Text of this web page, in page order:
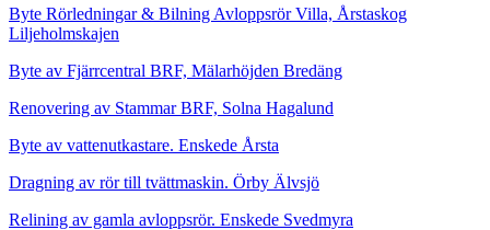
Byte Rörledningar & Bilning Avloppsrör Villa, Årstaskog
Liljeholmskajen
Byte av Fjärrcentral BRF, Mälarhöjden Bredäng
Renovering av Stammar BRF, Solna Hagalund
Byte av vattenutkastare. Enskede Årsta
Dragning av rör till tvättmaskin. Örby Älvsjö
Relining av gamla avloppsrör. Enskede Svedmyra